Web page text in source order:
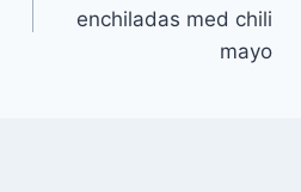
enchiladas med chili
mayo